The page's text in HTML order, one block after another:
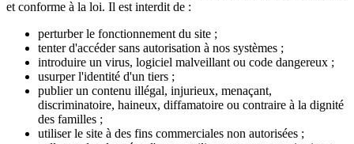
et conforme à la loi. Il est interdit de :
perturber le fonctionnement du site ;
tenter d'accéder sans autorisation à nos systèmes ;
introduire un virus, logiciel malveillant ou code dangereux ;
usurper l'identité d'un tiers ;
publier un contenu illégal, injurieux, menaçant,
discriminatoire, haineux, diffamatoire ou contraire à la dignité
des familles ;
utiliser le site à des fins commerciales non autorisées ;